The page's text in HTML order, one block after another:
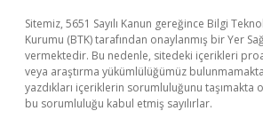
Sitemiz, 5651 Sayılı Kanun gereğince Bilgi
Kurumu (BTK) tarafından onaylanmış bir Yer
vermektedir. Bu nedenle, sitedeki içerikleri
veya araştırma yükümlülüğümüz
yazdıkları içeriklerin sorumluluğunu taşımakta
bu sorumluluğu kabul etmiş sayılırlar.